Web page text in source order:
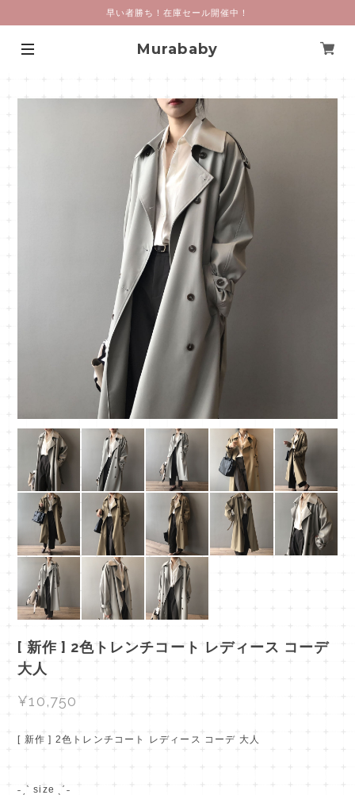
早い者勝ち！在庫セール開催中！
Murababy
[ 新作 ] 2色トレンチコート レディース コーデ
大人
¥10,750
[ 新作 ] 2色トレンチコート レディース コーデ 大人
˗ˏˋ size ˎˊ˗